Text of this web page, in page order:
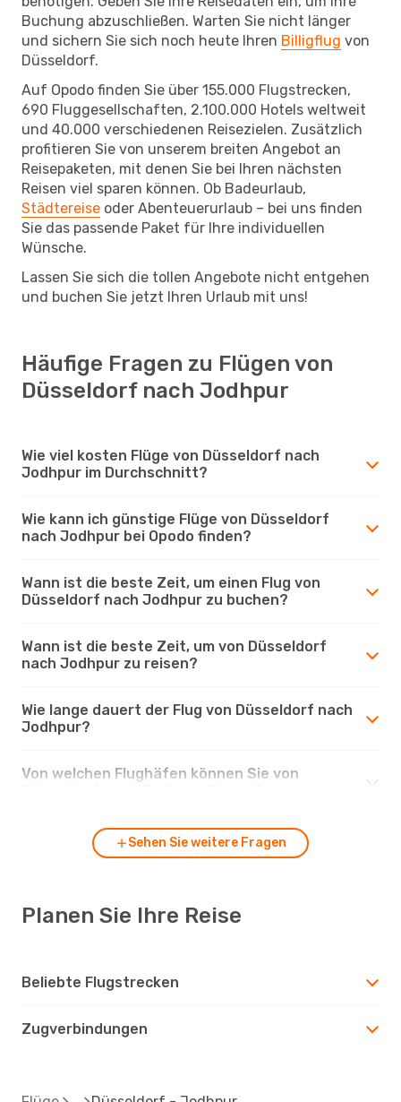
Buchung abzuschließen. Warten Sie nicht länger
und sichern Sie sich noch heute Ihren Billigflug von
Düsseldorf.
Auf Opodo finden Sie über 155.000 Flugstrecken,
690 Fluggesellschaften, 2.100.000 Hotels weltweit
und 40.000 verschiedenen Reisezielen. Zusätzlich
profitieren Sie von unserem breiten Angebot an
Reisepaketen, mit denen Sie bei Ihren nächsten
Reisen viel sparen können. Ob Badeurlaub,
Städtereise oder Abenteuerurlaub – bei uns finden
Sie das passende Paket für Ihre individuellen
Wünsche.
Lassen Sie sich die tollen Angebote nicht entgehen
und buchen Sie jetzt Ihren Urlaub mit uns!
Häufige Fragen zu Flügen von
Düsseldorf nach Jodhpur
Wie viel kosten Flüge von Düsseldorf nach
Jodhpur im Durchschnitt?
Wie kann ich günstige Flüge von Düsseldorf
nach Jodhpur bei Opodo finden?
Wann ist die beste Zeit, um einen Flug von
Düsseldorf nach Jodhpur zu buchen?
Wann ist die beste Zeit, um von Düsseldorf
nach Jodhpur zu reisen?
Wie lange dauert der Flug von Düsseldorf nach
Jodhpur?
Von welchen Flughäfen können Sie von
Sehen Sie weitere Fragen
Planen Sie Ihre Reise
Beliebte Flugstrecken
Zugverbindungen